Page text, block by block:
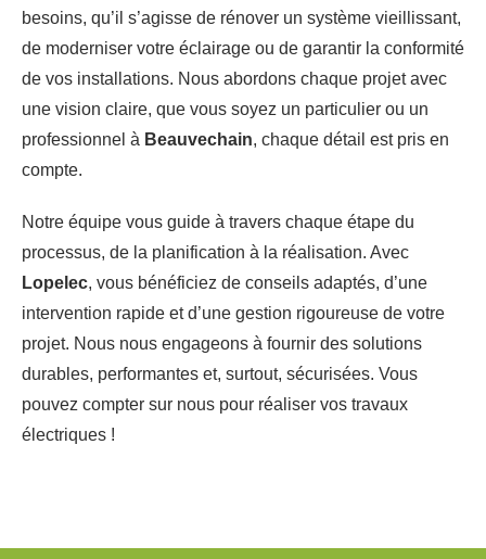
besoins, qu’il s’agisse de rénover un système vieillissant,
de moderniser votre éclairage ou de garantir la conformité
de vos installations. Nous abordons chaque projet avec
une vision claire, que vous soyez un particulier ou un
professionnel à Beauvechain, chaque détail est pris en
compte.
Notre équipe vous guide à travers chaque étape du
processus, de la planification à la réalisation. Avec
Lopelec, vous bénéficiez de conseils adaptés, d’une
intervention rapide et d’une gestion rigoureuse de votre
projet. Nous nous engageons à fournir des solutions
durables, performantes et, surtout, sécurisées. Vous
pouvez compter sur nous pour réaliser vos travaux
électriques !